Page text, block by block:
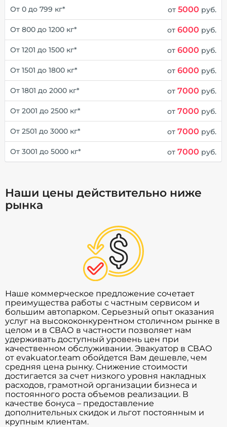
От 0 до 799 кг* от5000 руб.
От 800 до 1200 кг* от6000 руб.
От 1201 до 1500 кг* от6000 руб.
От 1501 до 1800 кг* от6000 руб.
От 1801 до 2000 кг* от7000 руб.
От 2001 до 2500 кг* от7000 руб.
От 2501 до 3000 кг* от7000 руб.
От 3001 до 5000 кг* от7000 руб.
Наши цены действительно ниже
рынка
Наше коммерческое предложение сочетает
преимущества работы с частным сервисом и
большим автопарком. Серьезный опыт оказания
услуг на высококонкурентном столичном рынке в
целом и в СВАО в частности позволяет нам
удерживать доступный уровень цен при
качественном обслуживании. Эвакуатор в СВАО
от evakuator.team обойдется Вам дешевле, чем
средняя цена рынку. Снижение стоимости
достигается за счет низкого уровня накладных
расходов, грамотной организации бизнеса и
постоянного роста объемов реализации. В
качестве бонуса – предоставление
дополнительных скидок и льгот постоянным и
крупным клиентам.